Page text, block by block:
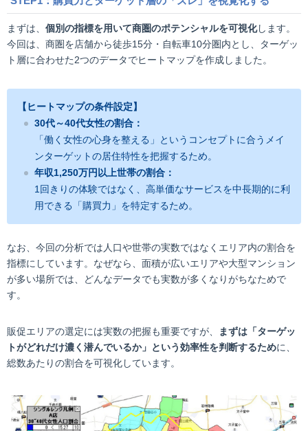
まずは、 個別の指標を用いて商圏のポテンシャルを可視化します。
今回は、商圏を店舗から徒歩15分・自転車10分圏内とし、ターゲッ
ト層に合わせた2つのデータでヒートマップを作成しました。
【ヒートマップの条件設定】
30代～40代女性の割合：
「働く女性の心身を整える」というコンセプトに合うメイ
ンターゲットの居住特性を把握するため。
年収1,250万円以上世帯の割合：
1回きりの体験ではなく、高単価なサービスを中長期的に利
用できる「購買力」を特定するため。
なお、今回の分析では人口や世帯の実数ではなくエリア内の割合を
指標にしています。なぜなら、面積が広いエリアや大型マンション
が多い場所では、どんなデータでも実数が多くなりがちなためで
す。
販促エリアの選定には実数の把握も重要ですが、
まずは「ターゲッ
トがどれだけ濃く潜んでいるか」という効率性を判断するために、
総数あたりの割合を可視化しています。